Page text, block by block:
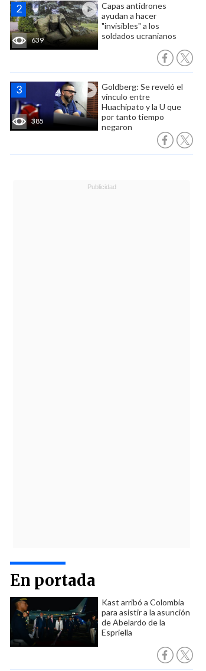
639
Capas antidrones
ayudan a hacer
"invisibles" a los
soldados ucranianos
385
Goldberg: Se reveló el
vínculo entre
Huachipato y la U que
por tanto tiempo
negaron
En portada
Kast arribó a Colombia
para asistir a la asunción
de Abelardo de la
Espriella